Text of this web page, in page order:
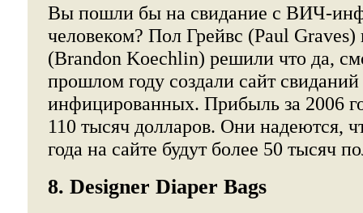
Вы пошли бы на свидание с ВИЧ-
человеком? Пол Грейвс (Paul
(Brandon Koechlin) решили что да,
прошлом году создали сайт
инфицированных. Прибыль за 2006
110 тысяч долларов. Они надеются,
года на сайте будут более 50 тысяч
8. Designer Diaper Bags